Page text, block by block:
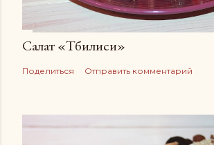
Салат «Тбилиси»
Поделиться Отправить комментарий